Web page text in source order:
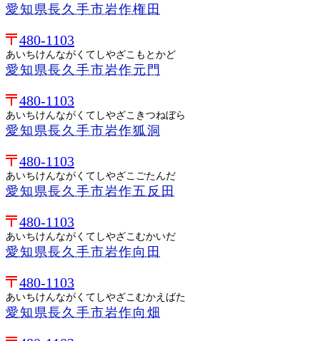
愛知県長久手市岩作権田
480-1103
あいちけんながくてしやざこもとかど
愛知県長久手市岩作元門
480-1103
あいちけんながくてしやざこきつねぼら
愛知県長久手市岩作狐洞
480-1103
あいちけんながくてしやざこごたんだ
愛知県長久手市岩作五反田
480-1103
あいちけんながくてしやざこむかいだ
愛知県長久手市岩作向田
480-1103
あいちけんながくてしやざこむかえばた
愛知県長久手市岩作向畑